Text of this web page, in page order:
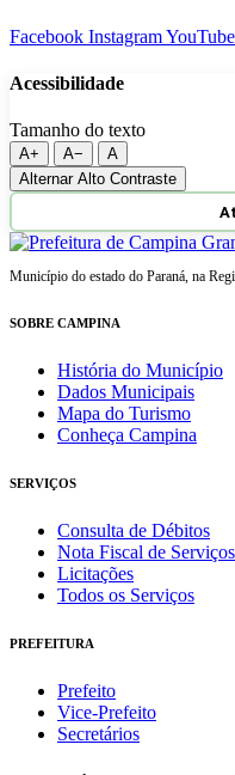
Facebook InstagramYouTube
Acessibilidade
Tamanho do texto
A+ A−
A
Alternar Alto Contraste
Município do estado do Paraná, na
SOBRE CAMPINA
História do Município
Dados Municipais
Mapa do Turismo
Conheça Campina
SERVIÇOS
Consulta de Débitos
Nota Fiscal de Serviços
Licitações
Todos os Serviços
PREFEITURA
Prefeito
Vice-Prefeito
Secretários